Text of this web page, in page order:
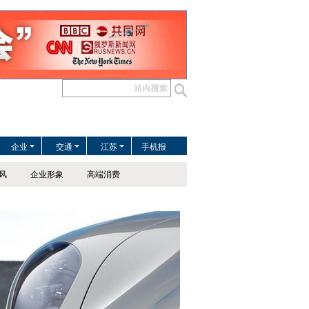
企业 交通 江苏 手机报
企业形象 高端消费